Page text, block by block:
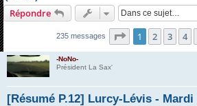
Répondre
235 messages Page 1sur16
1 2 3 4
-NoNo-
Président La Sax'
[Résumé P.12] Lurcy-Lévis - Mardi